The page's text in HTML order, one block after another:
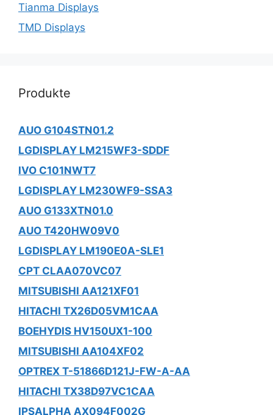
Tianma Displays
TMD Displays
Produkte
AUO G104STN01.2
LGDISPLAY LM215WF3-SDDF
IVO C101NWT7
LGDISPLAY LM230WF9-SSA3
AUO G133XTN01.0
AUO T420HW09V0
LGDISPLAY LM190E0A-SLE1
CPT CLAA070VC07
MITSUBISHI AA121XF01
HITACHI TX26D05VM1CAA
BOEHYDIS HV150UX1-100
MITSUBISHI AA104XF02
OPTREX T-51866D121J-FW-A-AA
HITACHI TX38D97VC1CAA
IPSALPHA AX094F002G